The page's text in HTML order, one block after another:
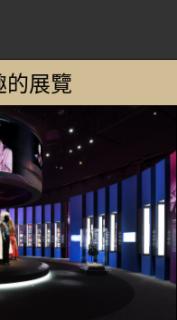
展覽